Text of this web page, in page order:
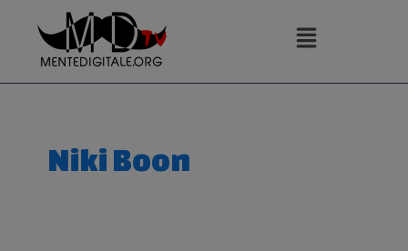
contenuto
Niki Boon